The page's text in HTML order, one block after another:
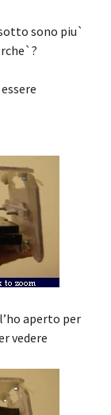
sono piu`
aperto per
vedere